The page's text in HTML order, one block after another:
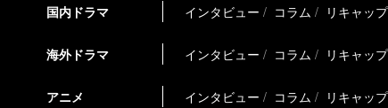
国内ドラマ インタビュー コラム リキャップ
海外ドラマ インタビュー コラム リキャップ
アニメ インタビュー コラム リキャップ